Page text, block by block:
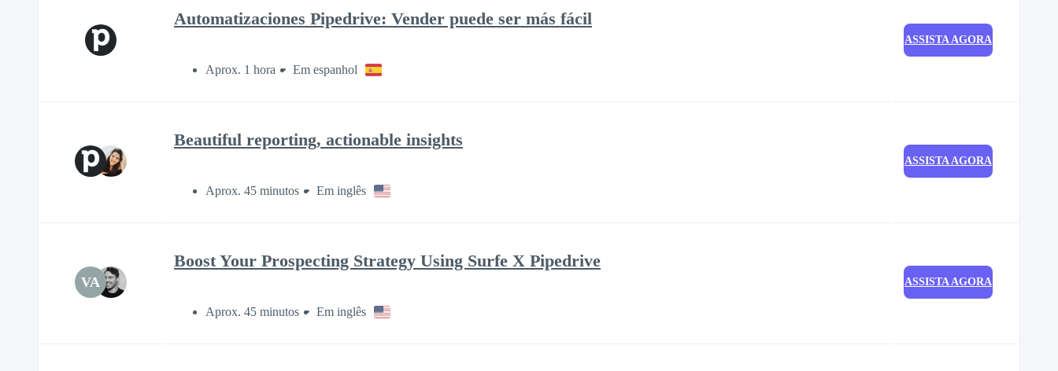
Automatizaciones Pipedrive: Vender puede ser más fácil
Aprox. 1 hora Em espanhol
ASSISTA AGORA
Beautiful reporting, actionable insights
Aprox. 45 minutos Em inglês
ASSISTA AGORA
VA
Boost Your Prospecting Strategy Using Surfe X Pipedrive
Aprox. 45 minutos Em inglês
ASSISTA AGORA